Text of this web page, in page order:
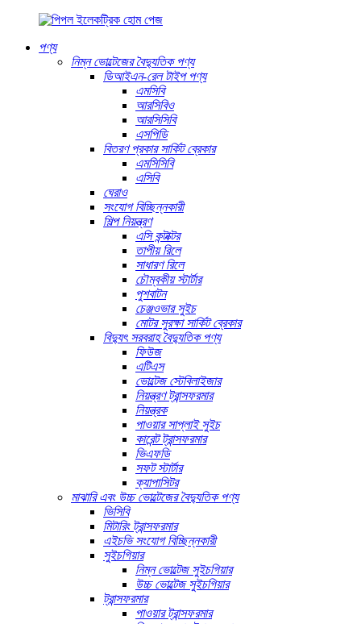
পণ্য
নিম্ন ভোল্টেজের বৈদ্যুতিক পণ্য
ডিআইএন-রেল টাইপ পণ্য
এমসিবি
আরসিবিও
আরসিসিবি
এসপিডি
বিতরণ প্রকার সার্কিট ব্রেকার
এমসিসিবি
এসিবি
ঘেরাও
সংযোগ বিচ্ছিন্নকারী
শিল্প নিয়ন্ত্রণ
এসি কন্টাক্টর
তাপীয় রিলে
সাধারণ রিলে
চৌম্বকীয় স্টার্টার
পুশবাটন
চেঞ্জওভার সুইচ
মোটর সুরক্ষা সার্কিট ব্রেকার
বিদ্যুৎ সরবরাহ বৈদ্যুতিক পণ্য
ফিউজ
এটিএস
ভোল্টেজ স্টেবিলাইজার
নিয়ন্ত্রণ ট্রান্সফরমার
নিয়ন্ত্রক
পাওয়ার সাপ্লাই সুইচ
কারেন্ট ট্রান্সফরমার
ভিএফডি
সফট স্টার্টার
ক্যাপাসিটর
মাঝারি এবং উচ্চ ভোল্টেজের বৈদ্যুতিক পণ্য
ভিসিবি
মিটারিং ট্রান্সফরমার
এইচভি সংযোগ বিচ্ছিন্নকারী
সুইচগিয়ার
নিম্ন ভোল্টেজ সুইচগিয়ার
উচ্চ ভোল্টেজ সুইচগিয়ার
ট্রান্সফরমার
পাওয়ার ট্রান্সফরমার